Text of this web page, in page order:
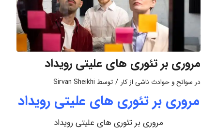
مروری بر تئوری های علیتی رویداد
در سوانح و حوادث ناشی از کار / توسط Sirvan Sheikhi
مروری بر تئوری های علیتی رویداد
مروری بر تئوری های علیتی رویداد